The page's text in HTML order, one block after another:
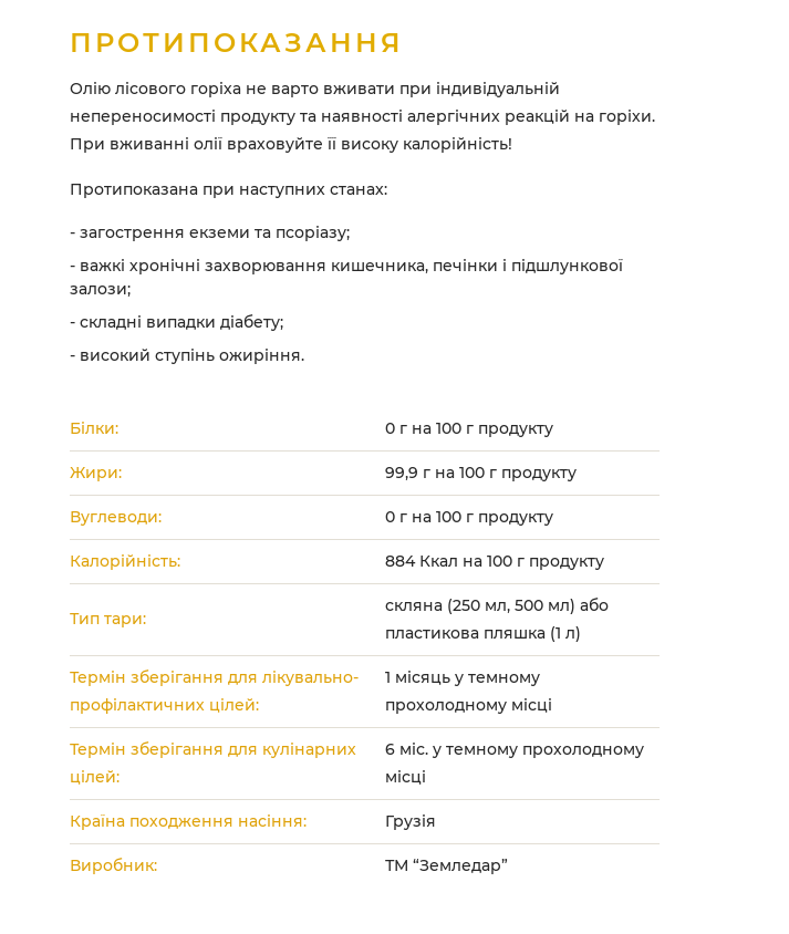
ПРОТИПОКАЗАННЯ
Олію лісового горіха не варто вживати при індивідуальній
непереносимості продукту та наявності алергічних реакцій на горіхи.
При вживанні олії враховуйте її високу калорійність!
Протипоказана при наступних станах:
- загострення екземи та псоріазу;
- важкі хронічні захворювання кишечника, печінки і підшлункової
залози;
- складні випадки діабету;
- високий ступінь ожиріння.
Білки: 0 г на 100 г продукту
Жири: 99,9 г на 100 г продукту
Вуглеводи: 0 г на 100 г продукту
Калорійність: 884 Ккал на 100 г продукту
Тип тари:
скляна (250 мл, 500 мл) або
пластикова пляшка (1 л)
Термін зберігання для лікувально-
профілактичних цілей:
1 місяць у темному
прохолодному місці
Термін зберігання для кулінарних
цілей:
6 міс. у темному прохолодному
місці
Країна походження насіння: Грузія
Виробник: ТМ “Земледар”